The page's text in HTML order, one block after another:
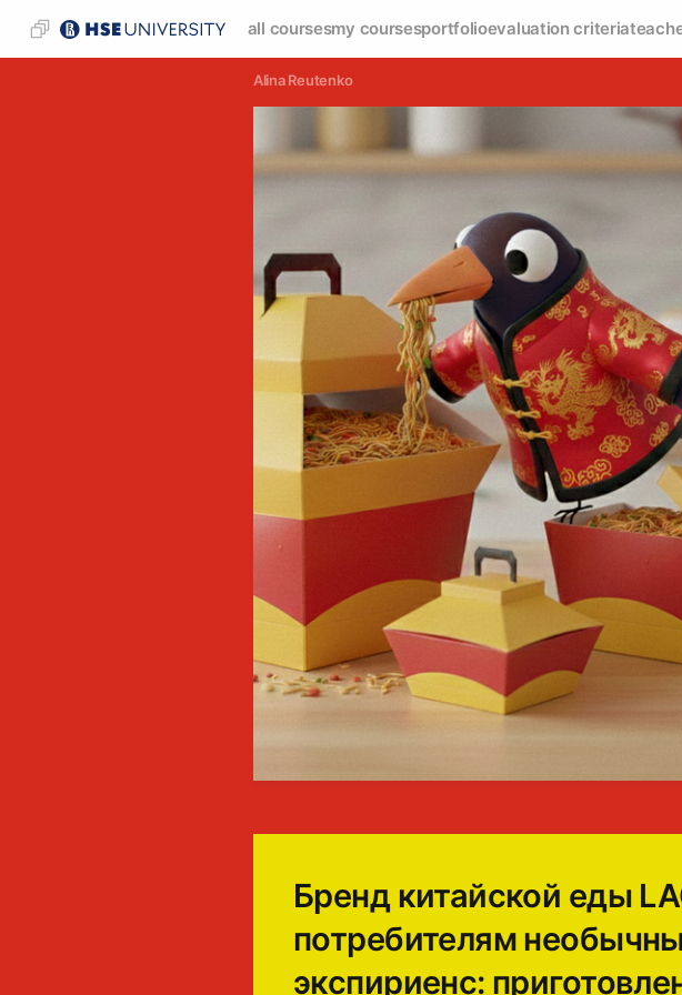
all coursesmy coursesportfolioevaluation criteria
Alina Reutenko
Бренд китайской еды
потребителям
экспириенс: